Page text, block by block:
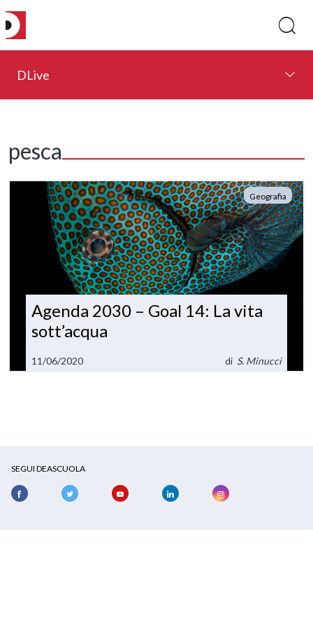
DLive
pesca
Geografia
Agenda 2030 – Goal 14: La vita
sott’acqua
11/06/2020 di S. Minucci
SEGUI DEASCUOLA